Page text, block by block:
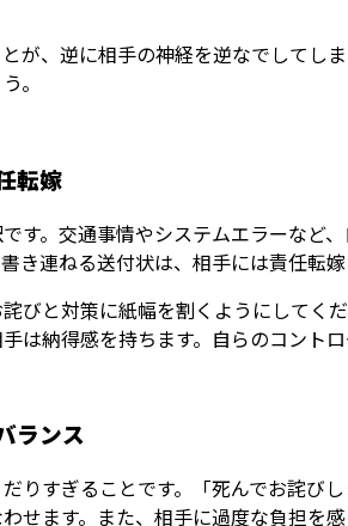
が、逆に相手の神経を逆なでしてし
。
転嫁
す。交通事情やシステムエラーなど
き連ねる送付状は、相手には責任転
びと対策に紙幅を割くようにしてく
は納得感を持ちます。自らのコント
ランス
りすぎることです。「死んでお詫び
せます。また、相手に過度な負担を